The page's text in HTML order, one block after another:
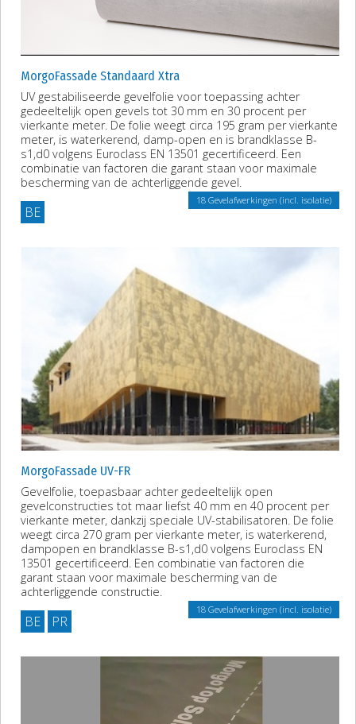
MorgoFassade Standaard Xtra
UV gestabiliseerde gevelfolie voor toepassing achter
gedeeltelijk open gevels tot 30 mm en 30 procent per
vierkante meter. De folie weegt circa 195 gram per vierkante
meter, is waterkerend, damp-open en is brandklasse B-
s1,d0 volgens Euroclass EN 13501 gecertificeerd. Een
combinatie van factoren die garant staan voor maximale
bescherming van de achterliggende gevel.
BE
18 Gevelafwerkingen (incl. isolatie)
MorgoFassade UV-FR
Gevelfolie, toepasbaar achter gedeeltelijk open
gevelconstructies tot maar liefst 40 mm en 40 procent per
vierkante meter, dankzij speciale UV-stabilisatoren. De folie
weegt circa 270 gram per vierkante meter, is waterkerend,
dampopen en brandklasse B-s1,d0 volgens Euroclass EN
13501 gecertificeerd. Een combinatie van factoren die
garant staan voor maximale bescherming van de
achterliggende constructie.
BE PR
18 Gevelafwerkingen (incl. isolatie)